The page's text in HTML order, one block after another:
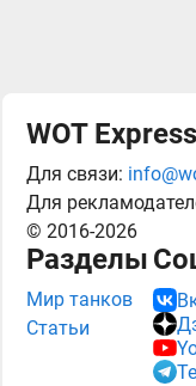
WOT Express
Для связи:
Для
© 2016-2026
Разделы
Мир танков
Статьи